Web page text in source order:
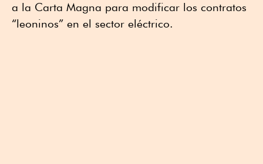
a la Carta Magna para modificar los contratos
“leoninos” en el sector eléctrico.